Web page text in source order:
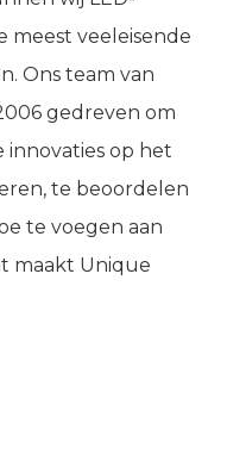
meest veeleisende
Ons team van
gedreven om
op het
te beoordelen
te voegen aan
maakt Unique